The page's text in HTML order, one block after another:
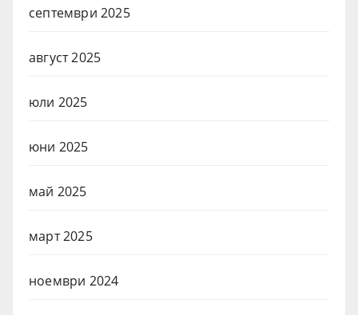
септември 2025
август 2025
юли 2025
юни 2025
май 2025
март 2025
ноември 2024